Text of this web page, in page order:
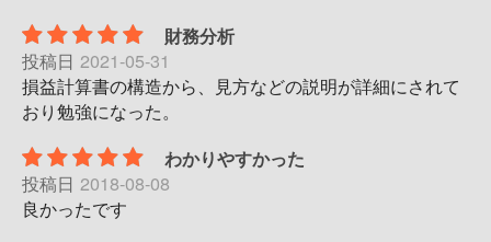
財務分析
投稿日 2021-05-31
損益計算書の構造から、見方などの説明が詳細にされて
おり勉強になった。
わかりやすかった
投稿日 2018-08-08
良かったです